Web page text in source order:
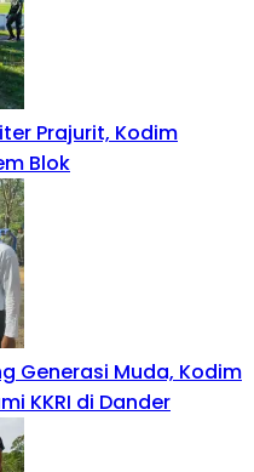
Prajurit, Kodim
Blok
Generasi Muda, Kodim
KKRI di Dander